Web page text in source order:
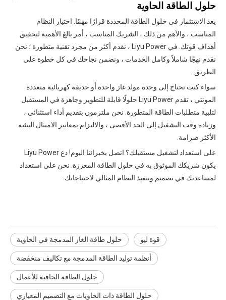
حلول الطاقة الحاوية
يعد الاستثمار في حلول الطاقة المحددة قرارًا مهمًا. اختيار النظام
المناسب ، والأهم من ذلك ، الشريك المناسب ، أمر بالغ الأهمية لتحقيق
أهداف قوتك. في Liyu Power ، نقدم أكثر من مجرد تقنية متطورة ؛ نحن
نقدم نهجًا شاملاً وكامل الخدمات ، ونضمن نجاحك في كل خطوة على
الطريق.
سواء كنت تحتاج إلى وحدة مولد غاز واحدة أو حديقة كهربائية متعددة
المونتي ، تقدم Liyu Power حلولًا قابلة للتطوير وجاهزة في المستقبل
لتلبية متطلبات الطاقة المتطورة. نحن ملتزمون بتقديم أداء استثنائي ،
وزيادة وقت التشغيل إلى الحد الأقصى ، والالتزام بمعايير الامتثال البيئية
الأكثر صرامة.
على استعداد لتشغيل مستقبلك؟ اتصل بخبرائنا اليوم! دع Liyu Power
يكون شريكك الموثوق به في حلول الطاقة المعززة. نحن على استعداد
لمساعدتك في تصميم وتنفيذ النظام المثالي لاحتياجاتك.
حلول طاقة الغاز المدمجة في الحاوية قوة ليو
أنظمة توليد الطاقة المدمجة مع تكاليف منخفضة
حلول الطاقة الحافية للأعمال
حلول الطاقة ذات الحاويات مع التصميم المعياري